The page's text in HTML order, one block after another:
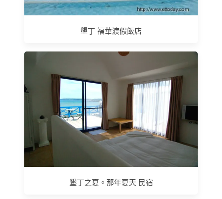
墾丁 福華渡假飯店
墾丁之夏。那年夏天 民宿